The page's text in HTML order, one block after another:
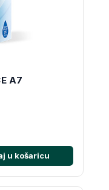
A7
u košaricu